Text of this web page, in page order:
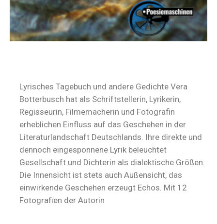
Lyrisches Tagebuch und andere Gedichte Vera
Botterbusch hat als Schriftstellerin, Lyrikerin,
Regisseurin, Filmemacherin und Fotografin
erheblichen Einfluss auf das Geschehen in der
Literaturlandschaft Deutschlands. Ihre direkte und
dennoch eingesponnene Lyrik beleuchtet
Gesellschaft und Dichterin als dialektische Größen.
Die Innensicht ist stets auch Außensicht, das
einwirkende Geschehen erzeugt Echos. Mit 12
Fotografien der Autorin